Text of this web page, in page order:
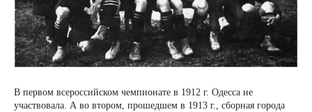
В первом всероссийском чемпионате в 1912 г. Одесса не
участвовала. А во втором, прошедшем в 1913 г., сборная города